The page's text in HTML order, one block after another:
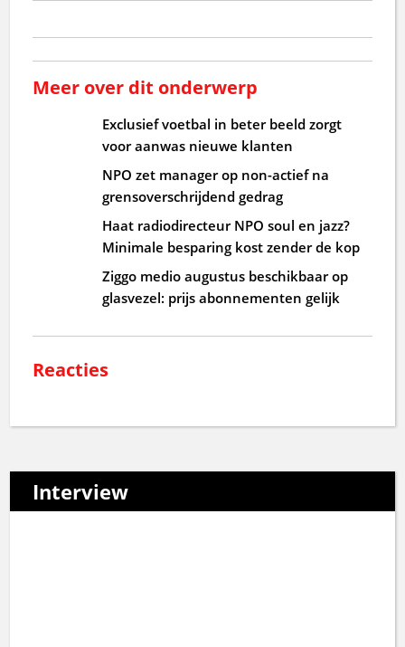
Meer over dit onderwerp
Exclusief voetbal in beter beeld zorgt
voor aanwas nieuwe klanten
NPO zet manager op non-actief na
grensoverschrijdend gedrag
Haat radiodirecteur NPO soul en jazz?
Minimale besparing kost zender de kop
Ziggo medio augustus beschikbaar op
glasvezel: prijs abonnementen gelijk
Reacties
Interview